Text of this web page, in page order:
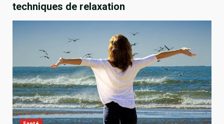
techniques de relaxation